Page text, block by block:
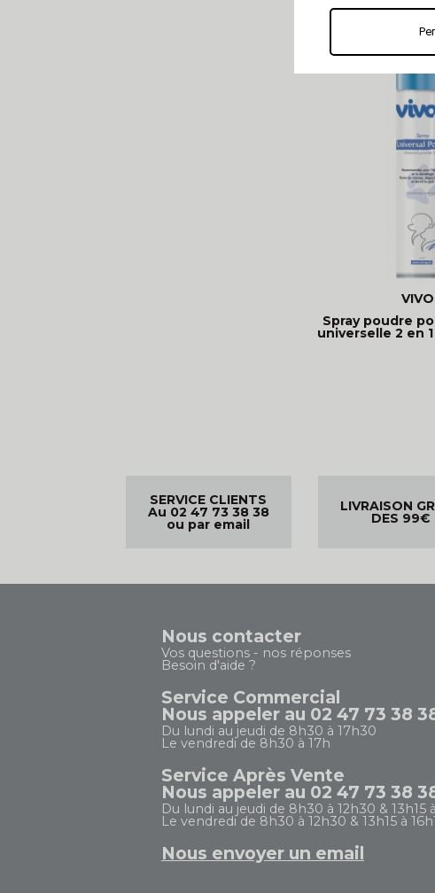
Spray poudre
universelle 2 en
SERVICE CLIENTS
Au 02 47 73 38 38
ou par email
LIVRAISON
DES 99€
Nous contacter
Vos questions - nos réponses
Besoin d'aide ?
Service Commercial
Nous appeler au 02 47 73 38
Du lundi au jeudi de 8h30 à 17h30
Le vendredi de 8h30 à 17h
Service Après Vente
Nous appeler au 02 47 73 38
Du lundi au jeudi de 8h30 à 12h30 & 13h15
Le vendredi de 8h30 à 12h30 & 13h15 à
Nous envoyer un email